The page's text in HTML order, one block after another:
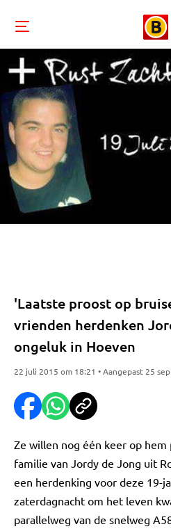
'Laatste proost op
vrienden herdenken
ongeluk in Hoeven
22 juli 2015 om 18:21 • Aangepast 25
Ze willen nog één keer op
familie van Jordy de Jong uit
een herdenking voor deze 19-
zaterdagnacht om het leven
parallelweg van de snelweg